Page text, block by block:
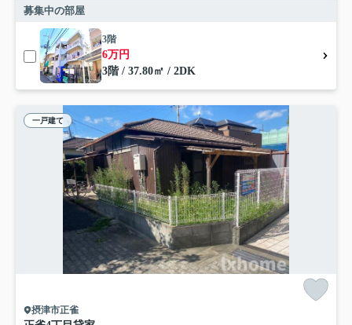
募集中の部屋
3階
6万円
3階 / 37.80㎡ / 2DK
一戸建て
摂津市正雀